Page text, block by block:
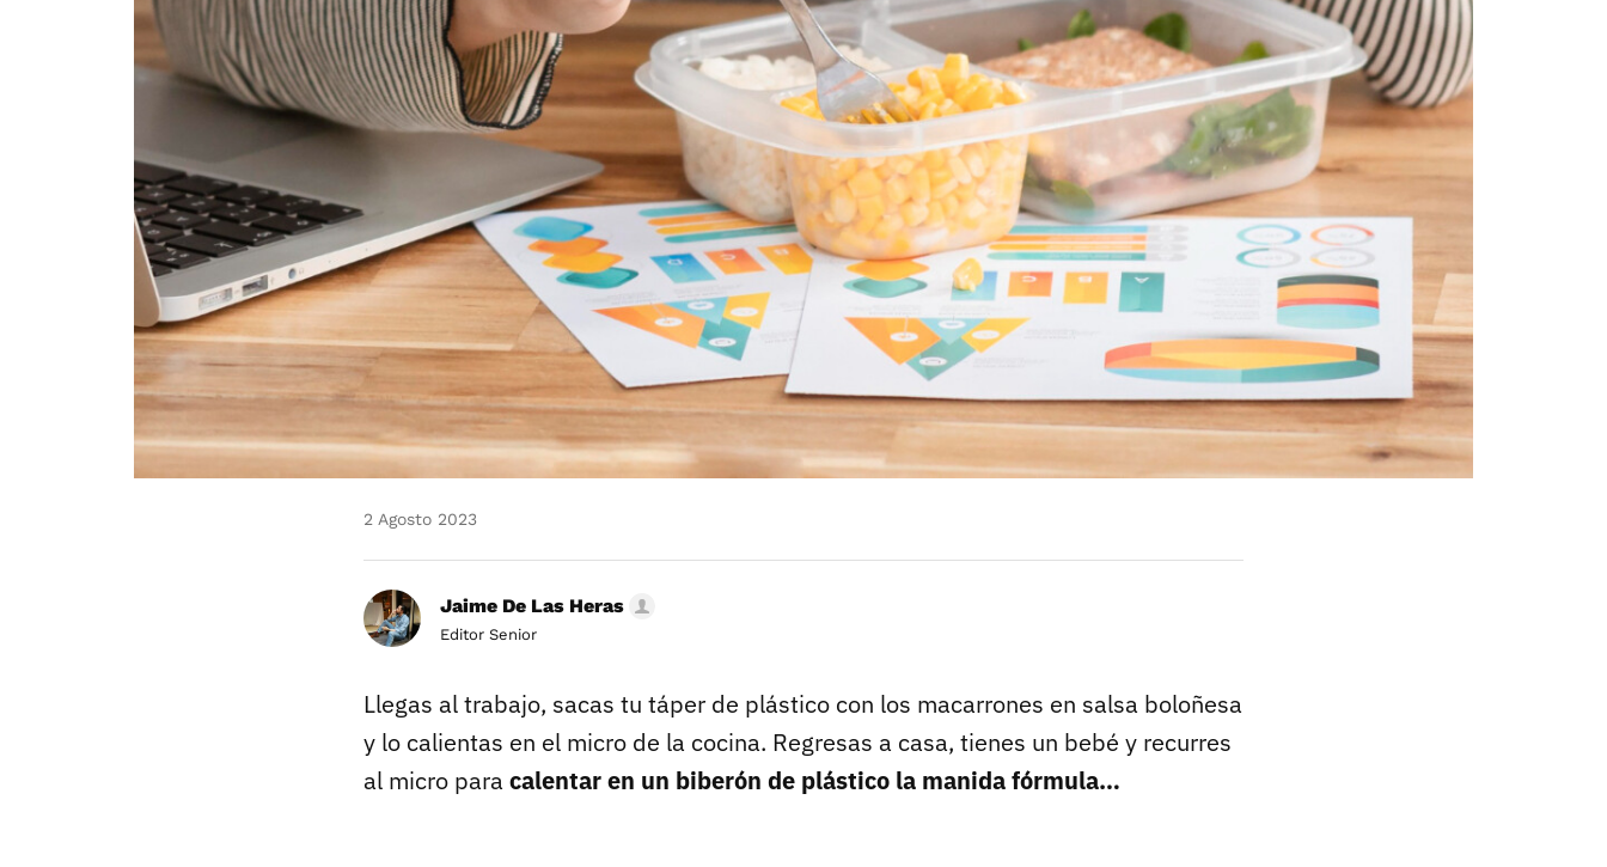
2 Agosto 2023
Jaime De Las Heras
Editor Senior
Llegas al trabajo, sacas tu táper de plástico con los macarrones en salsa boloñesa
y lo calientas en el micro de la cocina. Regresas a casa, tienes un bebé y recurres
al micro para calentar en un biberón de plástico la manida fórmula…